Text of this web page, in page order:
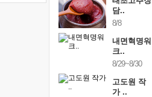
담..
8/8
내면혁명워
크..
8/29~8/30
고도원 작
가 ..